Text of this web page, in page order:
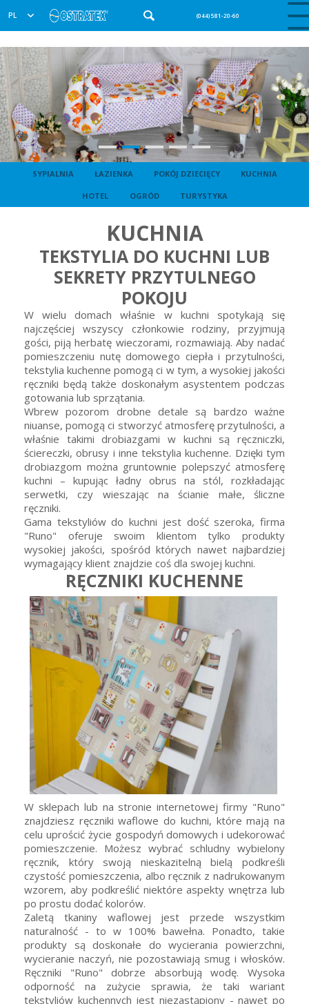
PL (044) 581-20-60
SYPIALNIA ŁAZIENKA POKÓJ DZIECIĘCY KUCHNIA
HOTEL OGRÓD TURYSTYKA
KUCHNIA
TEKSTYLIA DO KUCHNI LUB
SEKRETY PRZYTULNEGO
POKOJU
W wielu domach właśnie w kuchni spotykają się
najczęściej wszyscy członkowie rodziny, przyjmują
gości, piją herbatę wieczorami, rozmawiają. Aby nadać
pomieszczeniu nutę domowego ciepła i przytulności,
tekstylia kuchenne pomogą ci w tym, a wysokiej jakości
ręczniki będą także doskonałym asystentem podczas
gotowania lub sprzątania.
Wbrew pozorom drobne detale są bardzo ważne
niuanse, pomogą ci stworzyć atmosferę przytulności, a
właśnie takimi drobiazgami w kuchni są ręczniczki,
ściereczki, obrusy i inne tekstylia kuchenne. Dzięki tym
drobiazgom można gruntownie polepszyć atmosferę
kuchni – kupując ładny obrus na stól, rozkładając
serwetki, czy wieszając na ścianie małe, śliczne
ręczniki.
Gama tekstyliów do kuchni jest dość szeroka, firma
"Runo" oferuje swoim klientom tylko produkty
wysokiej jakości, spośród których nawet najbardziej
wymagający klient znajdzie coś dla swojej kuchni.
RĘCZNIKI KUCHENNE
W sklepach lub na stronie internetowej firmy "Runo"
znajdziesz ręczniki waflowe do kuchni, które mają na
celu uprościć życie gospodyń domowych i udekorować
pomieszczenie. Możesz wybrać schludny wybielony
ręcznik, który swoją nieskazitelną bielą podkreśli
czystość pomieszczenia, albo ręcznik z nadrukowanym
wzorem, aby podkreślić niektóre aspekty wnętrza lub
po prostu dodać kolorów.
Zaletą tkaniny waflowej jest przede wszystkim
naturalność - to w 100% bawełna. Ponadto, takie
produkty są doskonałe do wycierania powierzchni,
wycieranie naczyń, nie pozostawiają smug i włosków.
Ręczniki "Runo" dobrze absorbują wodę. Wysoka
odporność na zużycie sprawia, że taki wariant
tekstyliów kuchennych jest niezastąpiony - nawet po